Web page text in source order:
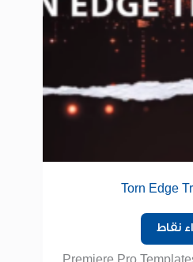
Torn Edge
نقاط